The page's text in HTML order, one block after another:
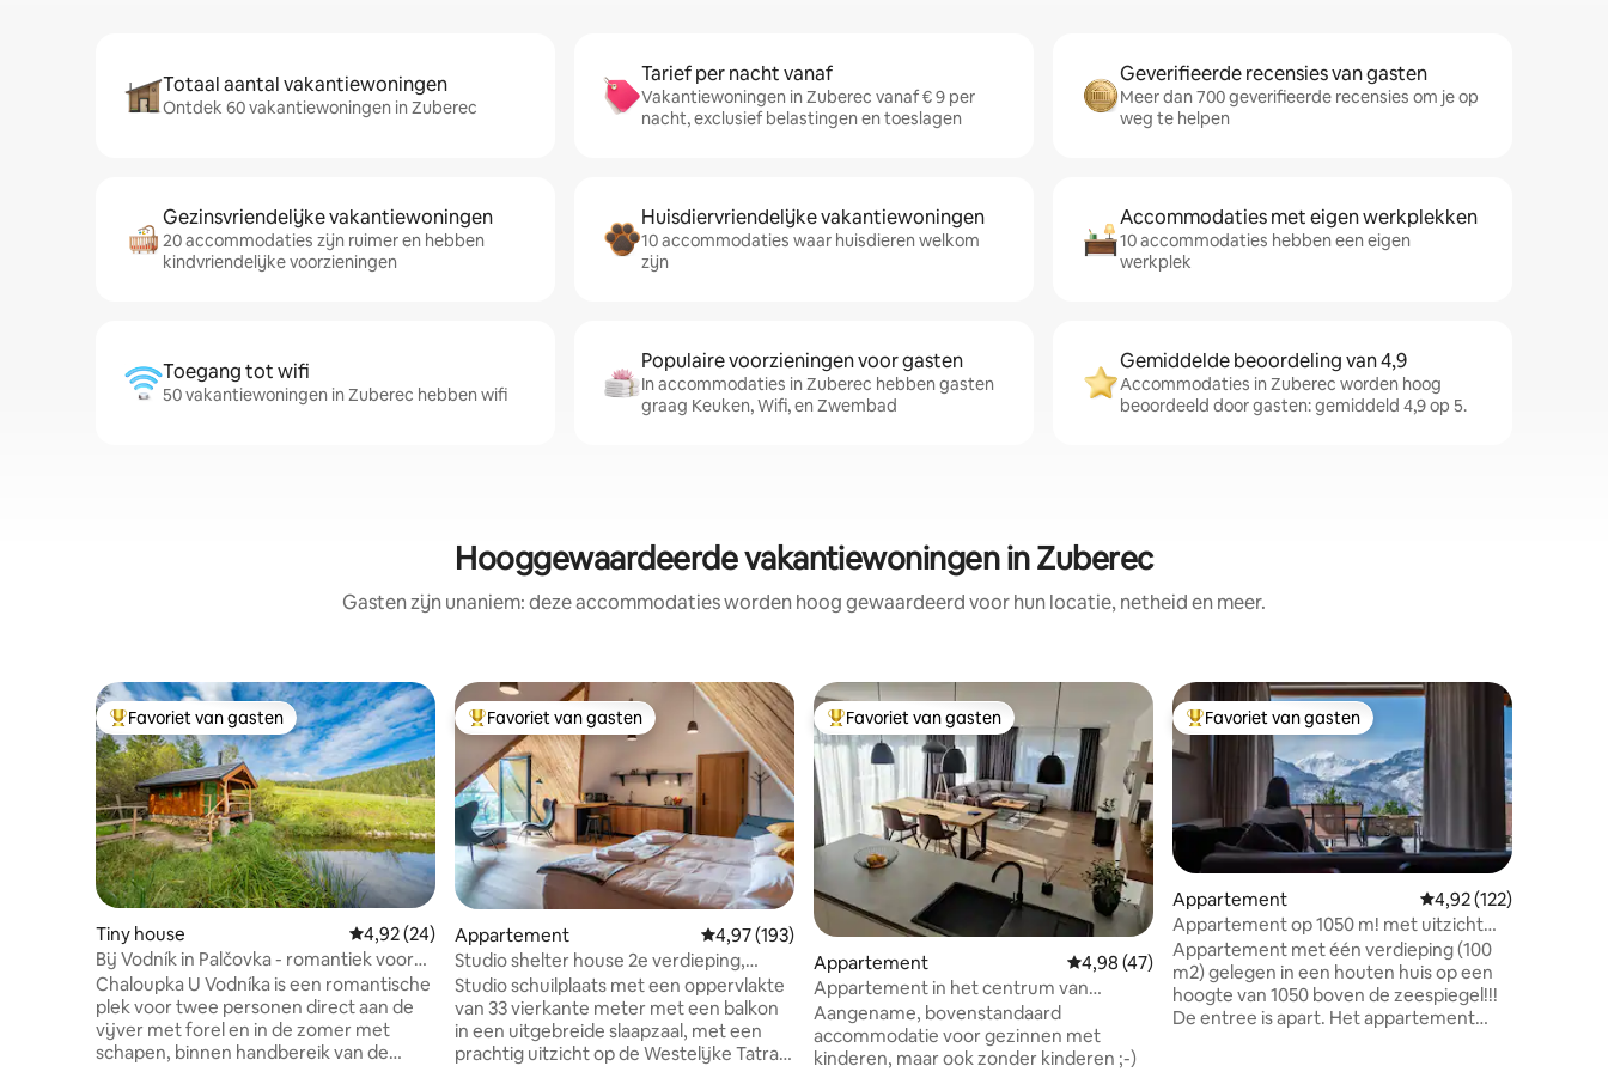
Totaal aantal vakantiewoningen
Ontdek 60 vakantiewoningen in Zuberec
Tarief per nacht vanaf
Vakantiewoningen in Zuberec vanaf € 9 per
nacht, exclusief belastingen en toeslagen
Geverifieerde recensies van gasten
Meer dan 700 geverifieerde recensies om je op
weg te helpen
Gezinsvriendelijke vakantiewoningen
20 accommodaties zijn ruimer en hebben
kindvriendelijke voorzieningen
Huisdiervriendelijke vakantiewoningen
10 accommodaties waar huisdieren welkom
zijn
Accommodaties met eigen werkplekken
10 accommodaties hebben een eigen
werkplek
Toegang tot wifi
50 vakantiewoningen in Zuberec hebben wifi
Populaire voorzieningen voor gasten
In accommodaties in Zuberec hebben gasten
graag Keuken, Wifi, en Zwembad
Gemiddelde beoordeling van 4,9
Accommodaties in Zuberec worden hoog
beoordeeld door gasten: gemiddeld 4,9 op 5.
Hooggewaardeerde vakantiewoningen in Zuberec
Gasten zijn unaniem: deze accommodaties worden hoog gewaardeerd voor hun locatie, netheid en meer.
Topfavoriet van gasten
Favoriet van gasten
Tiny house Gemiddelde beoordeling van 4,92 op 5, 24 recensies
4,92 (24)
Bij Vodník in Palčovka - romantiek voor
avonturiers
Chaloupka U Vodníka is een romantische
plek voor twee personen direct aan de
vijver met forel en in de zomer met
schapen, binnen handbereik van de
Topfavoriet van gasten
Favoriet van gasten
Appartement Gemiddelde beoordeling van 4,97 op 5, 193 recensies
4,97 (193)
Studio shelter house 2e verdieping,
uitzicht op de Tatra's
Studio schuilplaats met een oppervlakte
van 33 vierkante meter met een balkon
in een uitgebreide slaapzaal, met een
prachtig uitzicht op de Westelijke Tatra.
Topfavoriet van gasten
Favoriet van gasten
Appartement Gemiddelde beoordeling van 4,98 op 5, 47 recensies
4,98 (47)
Appartement in het centrum van
Trstená
Aangename, bovenstandaard
accommodatie voor gezinnen met
kinderen, maar ook zonder kinderen ;-)
Topfavoriet van gasten
Favoriet van gasten
Appartement Gemiddelde
4,92 (122)
Appartement op 1050 m! met uitzicht
terrase ,max. 8 pers.
Appartement met één verdieping (100
m2) gelegen in een houten huis op een
hoogte van 1050 boven de zeespiegel!!!
De entree is apart. Het appartement